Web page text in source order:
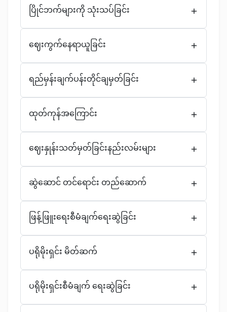
ပြိုင်ဘက်များကို သုံးသပ်ခြင်း
ဈေးကွက်နေရာယူခြင်း
ရည်မှန်းချက်ပန်းတိုင်ချမှတ်ခြင်း
ထုတ်ကုန်အကြောင်း
ဈေးနှုန်းသတ်မှတ်ခြင်းနည်းလမ်းများ
ဆွဲဆောင် တင်ရောင်း တည်ဆောက်
ဖြန့်ဖြူးရေးစီမံချက်ရေးဆွဲခြင်း
ပရိုမိုးရှင်း မိတ်ဆက်
ပရိုမိုးရှင်းစီမံချက် ရေးဆွဲခြင်း